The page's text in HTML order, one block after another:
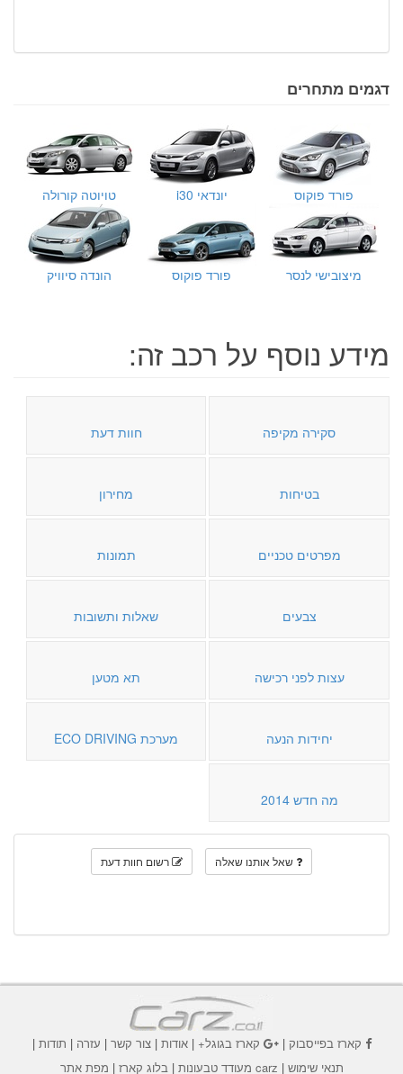
דגמים מתחרים
פורד פוקוס יונדאי i30 טויוטה קורולה
מיצובישי לנסר פורד פוקוס הונדה סיוויק
מידע נוסף על רכב זה:
סקירה מקיפה חוות דעת
בטיחות מחירון
מפרטים טכניים תמונות
צבעים שאלות ותשובות
עצות לפני רכישה תא מטען
יחידות הנעה מערכת ECO DRIVING
מה חדש 2014
שאל אותנו שאלה רשום חוות דעת
קארז בפייסבוק| קארז בגוגל+|אודות |צור קשר | עזרה | תודות |
תנאי שימוש | carz מעודד טבעונות | בלוג קארז | מפת אתר